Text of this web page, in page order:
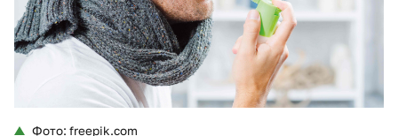
Фото: freepik.com